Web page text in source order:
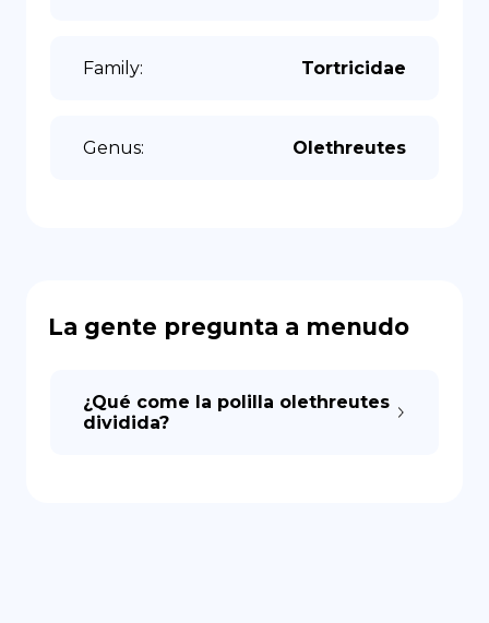
Family: Tortricidae
Genus: Olethreutes
La gente pregunta a menudo
¿Qué come la polilla olethreutes
dividida?